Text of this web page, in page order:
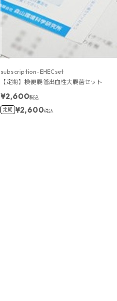
subscription-EHECset
【定期】検便 腸管出血性大腸菌セット
¥2,600税込
定期 ¥2,600税込